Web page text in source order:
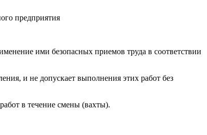
предприятия
ими безопасных приемов труда в соответствии
и не допускает выполнения этих работ без
в течение смены (вахты).